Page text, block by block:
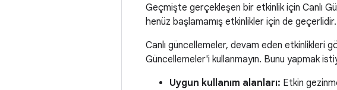
Geçmişte gerçekleşen bir etkinlik için Canlı
henüz başlamamış etkinlikler için de
Canlı güncellemeler, devam eden etkinlikleri
Güncellemeler'i kullanmayın. Bunu yapmak
Uygun kullanım alanları: Etkin